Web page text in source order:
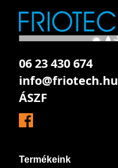
06 23 430 674
info@friotech.hu
ÁSZF
Termékeink